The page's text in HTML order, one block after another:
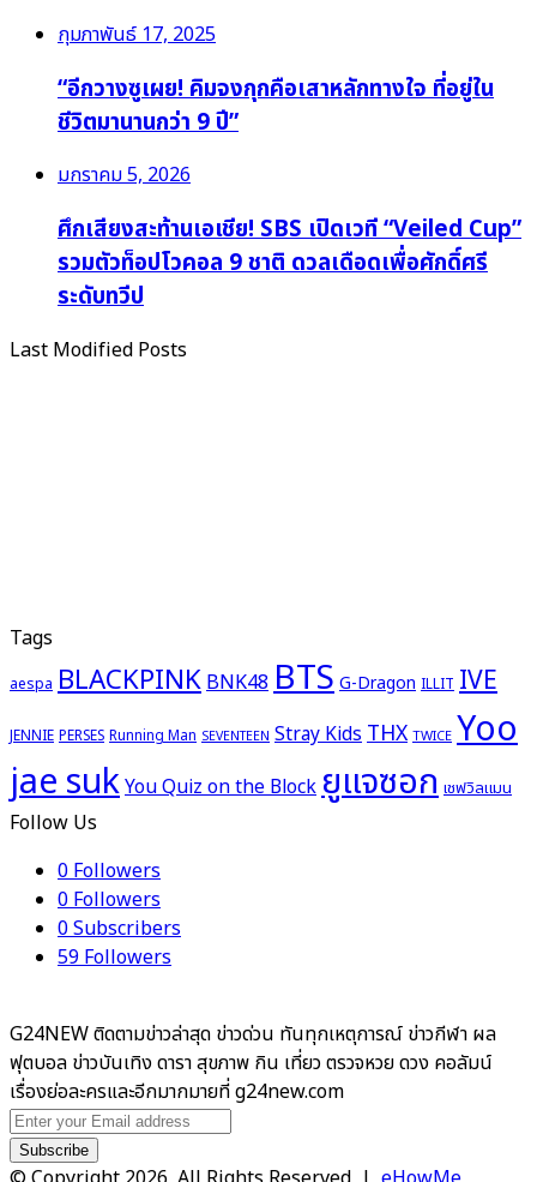
กุมภาพันธ์ 17, 2025
“อีกวางซูเผย! คิมจงกุกคือเสาหลักทางใจ ที่อยู่ใน
ชีวิตมานานกว่า 9 ปี”
มกราคม 5, 2026
ศึกเสียงสะท้านเอเชีย! SBS เปิดเวที “Veiled Cup”
รวมตัวท็อปโวคอล 9 ชาติ ดวลเดือดเพื่อศักดิ์ศรี
ระดับทวีป
Last Modified Posts
Tags
aespa BLACKPINK BNK48BTSG-Dragon ILLIT IVE
JENNIE PERSES Running Man SEVENTEEN Stray Kids THX TWICE Yoo
jae sukYou Quiz on the Blockยูแจซอก เชฟวิลแมน
Follow Us
0 Followers
0 Followers
0Subscribers
59 Followers
G24NEW ติดตามข่าวล่าสุด ข่าวด่วน ทันทุกเหตุการณ์ ข่าวกีฬา ผล
ฟุตบอล ข่าวบันเทิง ดารา สุขภาพ กิน เที่ยว ตรวจหวย ดวง คอลัมน์
เรื่องย่อละครและอีกมากมายที่ g24new.com
Enter
your